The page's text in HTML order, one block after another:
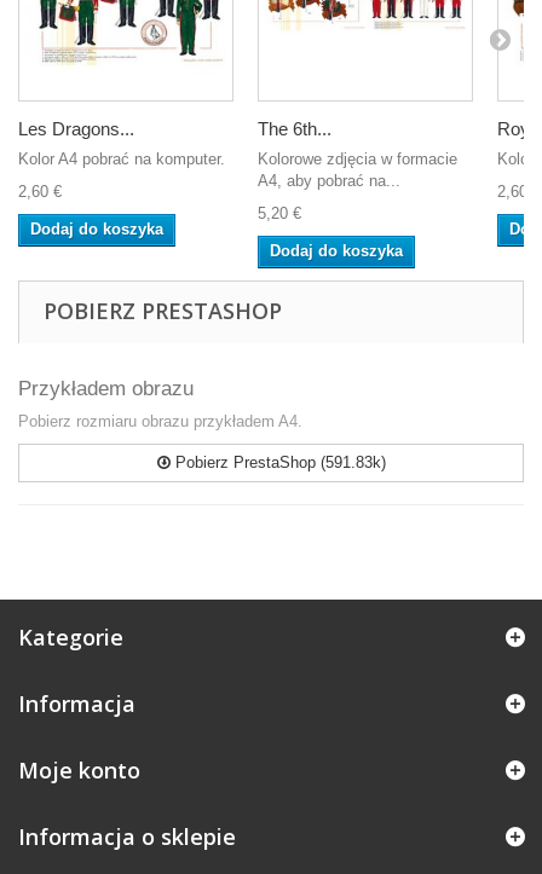
Les Dragons...
Kolor A4 pobrać na komputer.
2,60 €
Dodaj do koszyka
The 6th...
Kolorowe zdjęcia w formacie
A4, aby pobrać na...
5,20 €
Dodaj do koszyka
Kolor
2,60 €
POBIERZ PRESTASHOP
Przykładem obrazu
Pobierz rozmiaru obrazu przykładem A4.
Pobierz PrestaShop (591.83k)
Kategorie
Informacja
Moje konto
Informacja o sklepie